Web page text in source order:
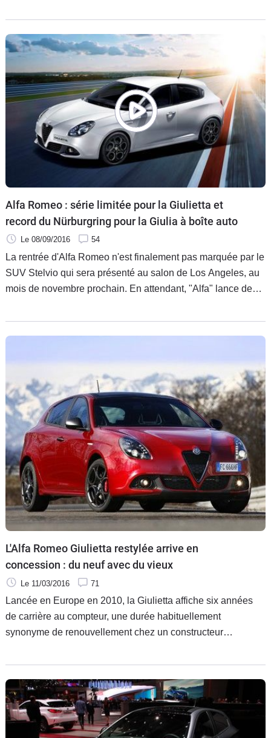
Alfa Romeo : série limitée pour la Giulietta et
record du Nürburgring pour la Giulia à boîte auto
Le 08/09/2016 54
La rentrée d'Alfa Romeo n'est finalement pas marquée par le
SUV Stelvio qui sera présenté au salon de Los Angeles, au
mois de novembre prochain. En attendant, "Alfa" lance deux
automatique à huit rapports et un série spéciale Sportiva sur
la Giulietta. Signalons au passage que la Giulia a signé un
L'Alfa Romeo Giulietta restylée arrive en
concession : du neuf avec du vieux
Le 11/03/2016 71
Lancée en Europe en 2010, la Giulietta affiche six années
de carrière au compteur, une durée habituellement
synonyme de renouvellement chez un constructeur
nouveau restylage qui va, quoi qu'il arrive, faire du bien à la
compacte italienne dans un catalogue Alfa Romeo bien
pauvre.